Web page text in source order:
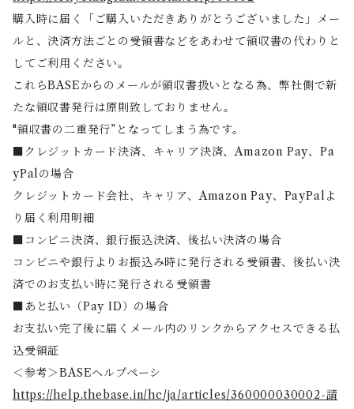
購入時に届く「ご購入いただきありがとうございました」メー
ルと、決済方法ごとの受領書などをあわせて領収書の代わりと
してご利用ください。
これらBASEからのメールが領収書扱いとなる為、弊社側で新
たな領収書発行は原則致しておりません。
"領収書の二重発行”となってしまう為です。
■クレジットカード決済、キャリア決済、Amazon Pay、Pa
yPalの場合
クレジットカード会社、キャリア、Amazon Pay、PayPalよ
り届く利用明細
■コンビニ決済、銀行振込決済、後払い決済の場合
コンビニや銀行よりお振込み時に発行される受領書、後払い決
済でのお支払い時に発行される受領書
■あと払い（Pay ID）の場合
お支払い完了後に届くメール内のリンクからアクセスできる払
込受領証
＜参考＞BASEヘルプペーシ
https://help.thebase.in/hc/ja/articles/360000030002-請